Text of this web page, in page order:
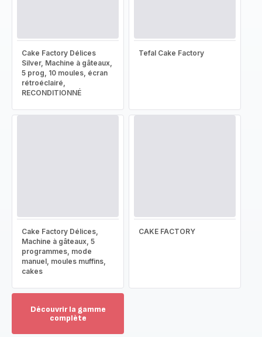
Cake Factory Délices
Silver, Machine à gâteaux,
5 prog, 10 moules, écran
rétroéclairé,
RECONDITIONNÉ
Tefal Cake Factory
Cake Factory Délices,
Machine à gâteaux, 5
programmes, mode
manuel, moules muffins,
cakes
CAKE FACTORY
Découvrir la gamme
complète